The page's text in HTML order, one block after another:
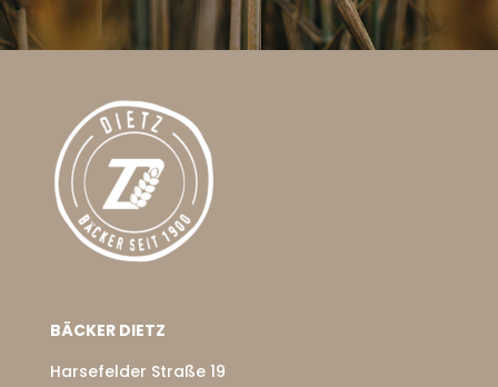
BÄCKER DIETZ
Harsefelder Straße 19